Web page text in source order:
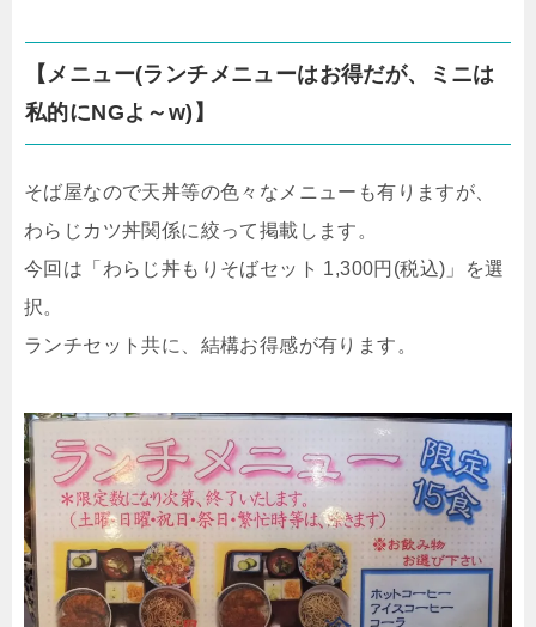
【メニュー(ランチメニューはお得だが、ミニは
私的にNGよ～w)】
そば屋なので天丼等の色々なメニューも有りますが、
わらじカツ丼関係に絞って掲載します。
今回は「わらじ丼もりそばセット 1,300円(税込)」を選
択。
ランチセット共に、結構お得感が有ります。